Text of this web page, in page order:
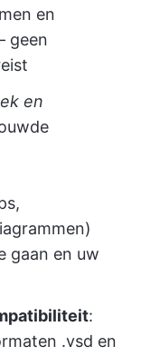
en
geen
en
gaan en uw
:
.vsd en